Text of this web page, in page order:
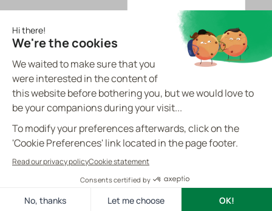
Kontakt
Zollhof 8
D-40221 Düsseldorf
+49 211 9425160 0
BVI.EU - ©2026All rights reserved
Made byproptell
Datenschutz-Bestimmungen
Cookie-Richtlinie